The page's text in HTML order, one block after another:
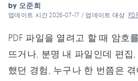
by 오준희
업데이트 시간 2026-07-17 / 업데이트 대상
PDF 파일을 열려고 할 때 암호
뜨거나, 분명 내 파일인데 편집
했던 경험, 누구나 한 번쯤은